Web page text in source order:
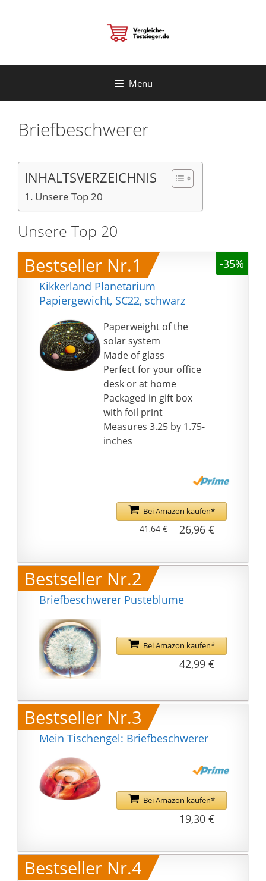
Menü
Briefbeschwerer
INHALTSVERZEICHNIS
Unsere Top 20
Unsere Top 20
Bestseller Nr.1
-35%
Kikkerland Planetarium
Papiergewicht, SC22, schwarz
Paperweight of the
solar system
Made of glass
Perfect for your office
desk or at home
Packaged in gift box
with foil print
Measures 3.25 by 1.75-
inches
Bei Amazon kaufen*
26,96 €
41,64 €
Bestseller Nr.2
Briefbeschwerer Pusteblume
Bei Amazon kaufen*
42,99 €
Bestseller Nr.3
Mein Tischengel: Briefbeschwerer
Bei Amazon kaufen*
19,30 €
Bestseller Nr.4